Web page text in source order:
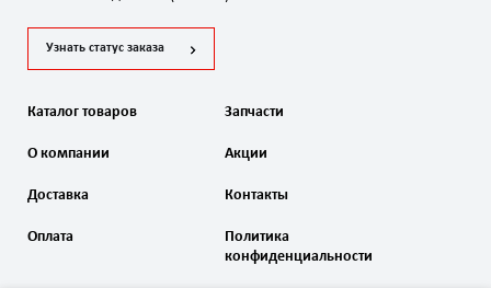
Узнать статус заказа
Каталог товаров Запчасти
О компании
Доставка
Оплата
Акции
Контакты
Политика
конфиденциальности